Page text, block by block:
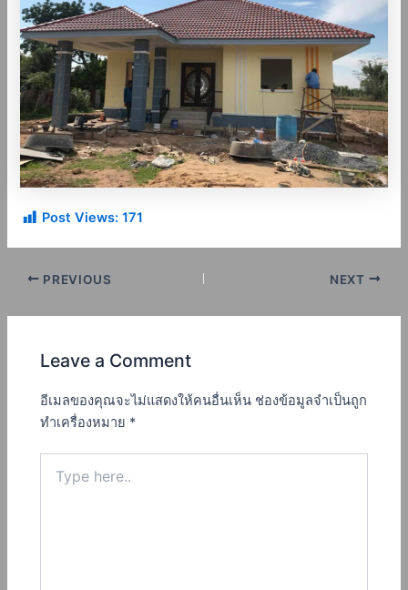
Post Views: 171
PREVIOUS NEXT
Leave a Comment
อีเมลของคุณจะไม่แสดงให้คนอื่นเห็น ช่องข้อมูลจำเป็นถูก
ทำเครื่องหมาย *
here..